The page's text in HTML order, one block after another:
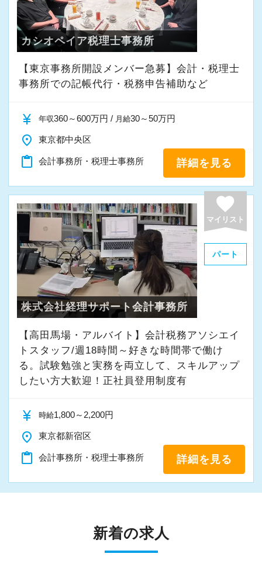
カシオペイア税理士事務所
【東京事務所開設メンバー急募】会計・税理士
事務所での記帳代行・税務申告補助など
currency_yen 年収360～600万円 / 月給30～50万円
place 東京都中央区
content_paste 会計事務所・税理士事務所 詳細を見る
favorite
マイリスト
パート
株式会社経理サポート会計事務所
【高田馬場・アルバイト】会計税務アソシエイ
トスタッフ/週18時間～好きな時間帯で働け
る。試験勉強と実務を両立して、スキルアップ
したい方大歓迎！正社員登用制度有
currency_yen 時給1,800～2,200円
place 東京都新宿区
content_paste 会計事務所・税理士事務所 詳細を見る
新着の求人